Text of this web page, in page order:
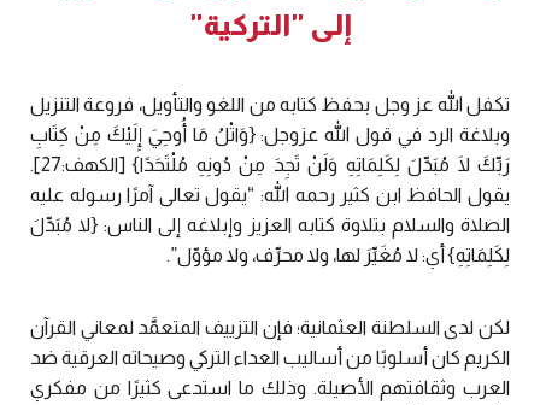
إلى "التركية"
تكفل الله عز وجل بحفظ كتابه من اللغو والتأويل، فروعة التنزيل
وبلاغة الرد في قول الله عزوجل: {وَاتْلُ مَا أُوحِيَ إِلَيْكَ مِنْ كِتَابِ
رَبِّكَ لَا مُبَدِّلَ لِكَلِمَاتِهِ وَلَنْ تَجِدَ مِنْ دُونِهِ مُلْتَحَدًا} [الكهف:27].
يقول الحافظ ابن كثير رحمه الله: “يقول تعالى آمرًا رسوله عليه
الصلاة والسلام بتلاوة كتابه العزيز وإبلاغه إلى الناس: {لا مُبَدِّلَ
لِكَلِمَاتِهِ} أي: لا مُغَيِّرَ لها، ولا محرِّف، ولا مؤوّل”.
لكن لدى السلطنة العثمانية؛ فإن التزييف المتعمَّد لمعاني القرآن
الكريم كان أسلوبًا من أساليب العداء التركي وصيحاته العرقية ضد
العرب وثقافتهم الأصيلة. وذلك ما استدعى كثيرًا من مفكري